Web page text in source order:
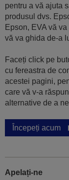
pentru a vă ajuta
produsul dvs.
Epson, EVA vă
vă va ghida de-a
Faceți click pe
cu fereastra de
acestei pagini,
care vă v-a
alternative de a
Începeți acum
Apelați-ne